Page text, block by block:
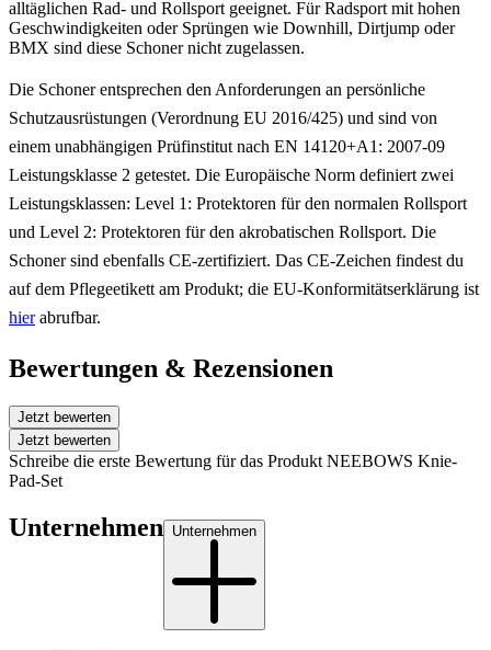
alltäglichen Rad- und Rollsport geeignet. Für Radsport mit hohen
Geschwindigkeiten oder Sprüngen wie Downhill, Dirtjump oder
BMX sind diese Schoner nicht zugelassen.
Die Schoner entsprechen den Anforderungen an persönliche
Schutzausrüstungen (Verordnung EU 2016/425) und sind von
einem unabhängigen Prüfinstitut nach EN 14120+A1: 2007-09
Leistungsklasse 2 getestet. Die Europäische Norm definiert zwei
Leistungsklassen: Level 1: Protektoren für den normalen Rollsport
und Level 2: Protektoren für den akrobatischen Rollsport. Die
Schoner sind ebenfalls CE-zertifiziert. Das CE-Zeichen findest du
auf dem Pflegeetikett am Produkt; die EU-Konformitätserklärung ist
hierabrufbar.
Bewertungen & Rezensionen
Jetzt bewerten
Jetzt bewerten
Schreibe die erste Bewertung für das Produkt NEEBOWS Knie-
Pad-Set
Unternehmen Unternehmen